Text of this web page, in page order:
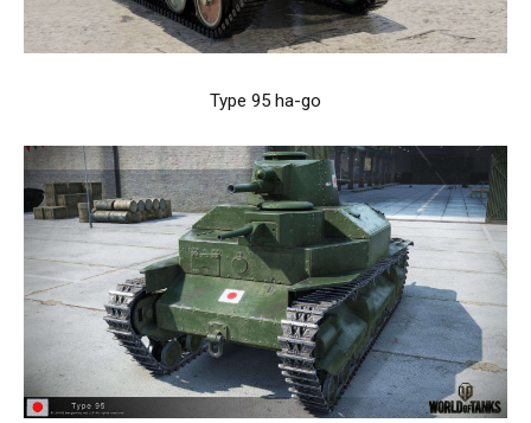
Type 95 ha-go